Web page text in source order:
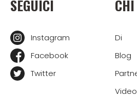
SEGUICI
Instagram
Facebook
Twitter
Di
Blog
Video